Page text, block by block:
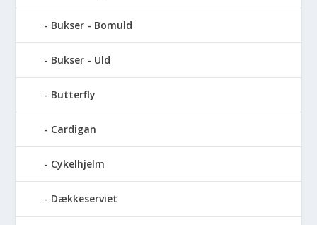
Bukser - Bomuld
Bukser - Uld
Butterfly
Cardigan
Cykelhjelm
Dækkeserviet